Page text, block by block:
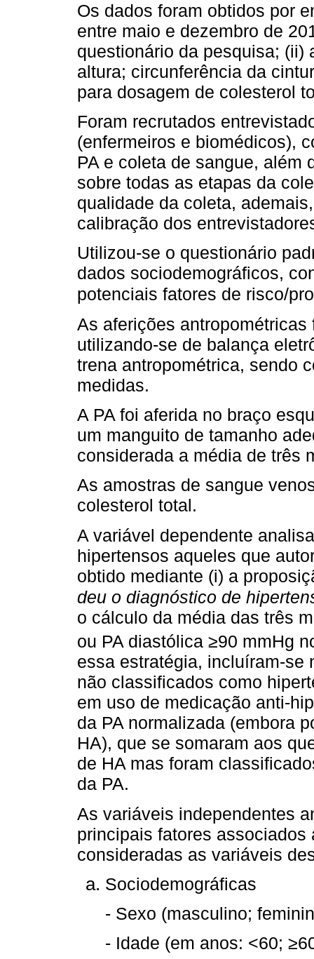
Os dados foram obtidos por
entre maio e dezembro de
questionário da pesquisa; (ii)
altura; circunferência da
para dosagem de colesterol
Foram recrutados
(enfermeiros e biomédicos),
PA e coleta de sangue, além
sobre todas as etapas da
qualidade da coleta,
calibração dos
Utilizou-se o questionário
dados sociodemográficos,
potenciais fatores de risco/
As aferições
utilizando-se de balança
trena antropométrica, sendo
medidas.
A PA foi aferida no braço
um manguito de tamanho
considerada a média de três
As amostras de sangue
colesterol total.
A variável dependente
hipertensos aqueles que
obtido mediante (i) a
deu o diagnóstico de
o cálculo da média das três
ou PA diastólica ≥90 mmHg
essa estratégia, incluíram-se
não classificados como
em uso de medicação anti-
da PA normalizada (embora
HA), que se somaram aos
de HA mas foram
da PA.
As variáveis independentes
principais fatores
consideradas as variáveis
Sociodemográficas
- Sexo (masculino;
- Idade (em anos: <60;